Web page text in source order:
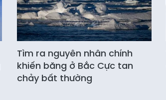
Tìm ra nguyên nhân chính
khiến băng ở Bắc Cực tan
chảy bất thường